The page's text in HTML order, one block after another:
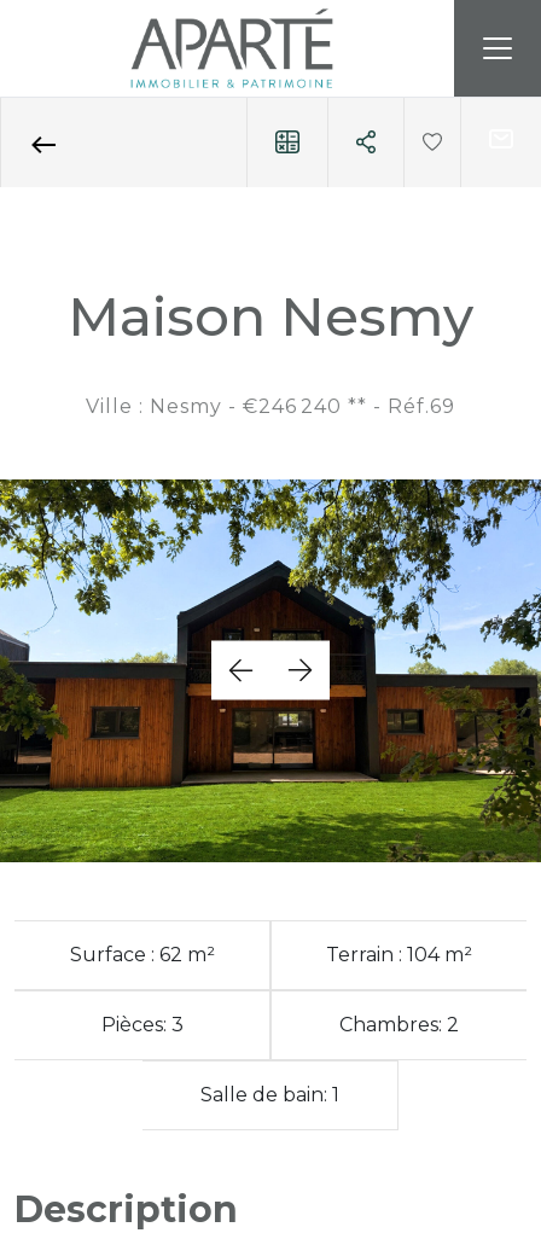
Programmes neufs Les Lots
Référence 69
Maison Nesmy
Ville : Nesmy - €246 240 ** - Réf.69
Surface : 62 m² Terrain : 104 m²
Pièces: 3 Chambres: 2
Salle de bain: 1
Description